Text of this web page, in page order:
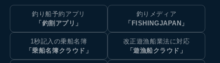
釣り船予約アプリ
「釣割アプリ」
釣りメディア
「FISHINGJAPAN」
1秒記入の乗船名簿
「乗船名簿クラウド」
改正遊漁船業法に対応
「遊漁船クラウド」